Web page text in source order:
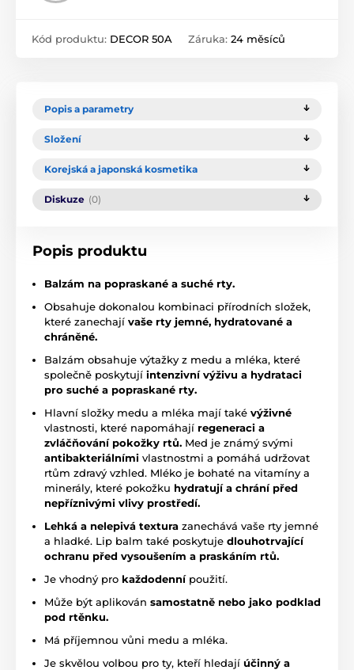
Kód produktu: DECOR 50A Záruka: 24 měsíců
Popis a parametry
Složení
Korejská a japonská kosmetika
Diskuze (0)
Popis produktu
Balzám na popraskané a suché rty.
Obsahuje dokonalou kombinaci přírodních složek,
které zanechají vaše rty jemné, hydratované a
chráněné.
Balzám obsahuje výtažky z medu a mléka, které
společně poskytují intenzivní výživu a hydrataci
pro suché a popraskané rty.
Hlavní složky medu a mléka mají také výživné
vlastnosti, které napomáhají regeneraci a
zvláčňování pokožky rtů. Med je známý svými
antibakteriálními vlastnostmi a pomáhá udržovat
rtům zdravý vzhled. Mléko je bohaté na vitamíny a
minerály, které pokožku hydratují a chrání před
nepříznivými vlivy prostředí.
Lehká a nelepivá textura zanechává vaše rty jemné
a hladké. Lip balm také poskytuje dlouhotrvající
ochranu před vysoušením a praskáním rtů.
Je vhodný pro každodennípoužití.
Může být aplikován samostatně nebo jako podklad
pod rtěnku.
Má příjemnou vůni medu a mléka.
Je skvělou volbou pro ty, kteří hledají účinný a